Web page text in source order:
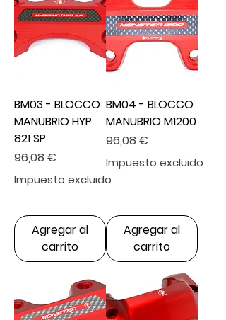
BM03 - BLOCCO
MANUBRIO HYP
821 SP
Precio
96,08 €
Impuesto excluido
Agregar al
carrito
BM04 - BLOCCO
MANUBRIO M1200
Precio
96,08 €
Impuesto excluido
Agregar al
carrito